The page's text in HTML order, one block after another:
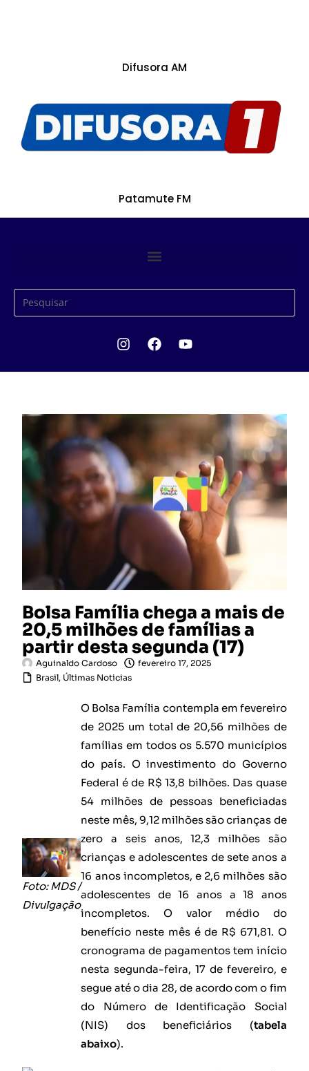
Difusora AM
Patamute FM
Bolsa Família chega a mais de
20,5 milhões de famílias a
partir desta segunda (17)
Aguinaldo Cardoso
fevereiro 17, 2025
Brasil, Últimas Noticias
Foto: MDS /
Divulgação
O Bolsa Família contempla em fevereiro
de 2025 um total de 20,56 milhões de
famílias em todos os 5.570 municípios
do país. O investimento do Governo
Federal é de R$ 13,8 bilhões. Das quase
54 milhões de pessoas beneficiadas
neste mês, 9,12 milhões são crianças de
zero a seis anos, 12,3 milhões são
crianças e adolescentes de sete anos a
16 anos incompletos, e 2,6 milhões são
adolescentes de 16 anos a 18 anos
incompletos. O valor médio do
benefício neste mês é de R$ 671,81. O
cronograma de pagamentos tem início
nesta segunda-feira, 17 de fevereiro, e
segue até o dia 28, de acordo com o fim
do Número de Identificação Social
(NIS) dos beneficiários (tabela
abaixo).